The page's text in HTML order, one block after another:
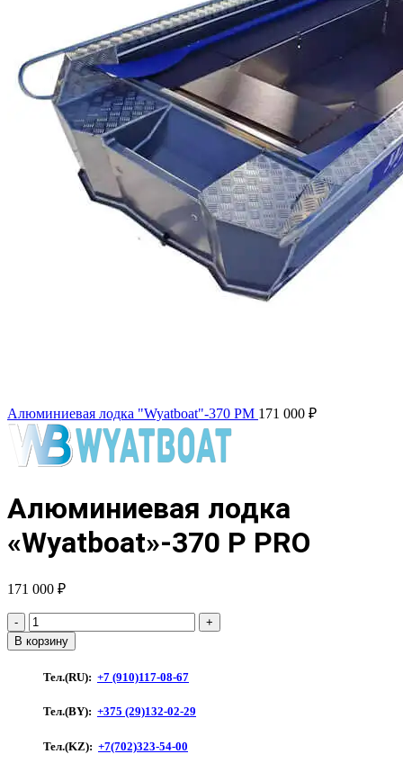
Алюминиевая лодка "Wyatboat"-370 РМ 171 000 ₽
Алюминиевая лодка
«Wyatboat»-370 Р PRO
171 000 ₽
Количество
товара
Алюминиевая
"Wyatboat"-370
PRO
В корзину
Тел.(RU): +7 (910)117-08-67
Тел.(BY): +375 (29)132-02-29
Тел.(KZ): +7(702)323-54-00